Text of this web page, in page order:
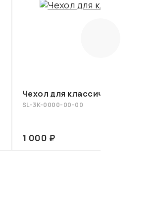
Чехол для классической
SL-3K-0000-00-00
1 000 ₽